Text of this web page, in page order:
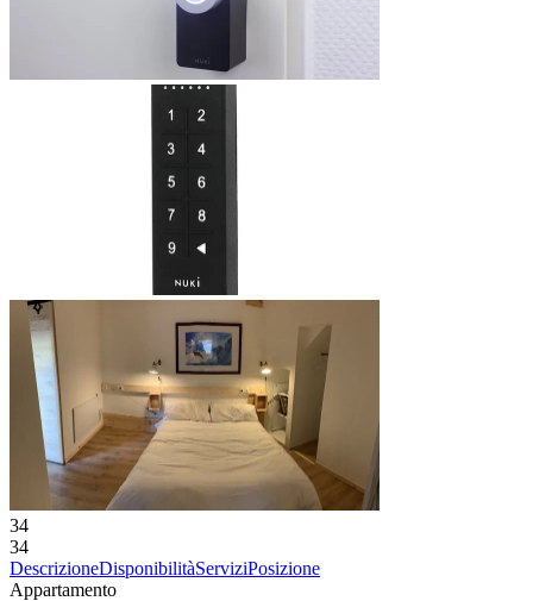
34
34
DescrizioneDisponibilitàServiziPosizione
Appartamento